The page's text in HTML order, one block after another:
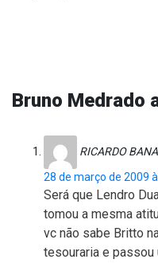
Bruno Medrado
RICARDO
28 de março de 2009
Será que Lendro
tomou a mesma
vc não sabe Britto
tesouraria e